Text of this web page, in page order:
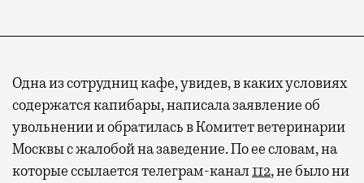
Одна из сотрудниц кафе, увидев, в каких условиях
содержатся капибары, написала заявление об
увольнении и обратилась в Комитет ветеринарии
Москвы с жалобой на заведение. По ее словам, на
которые ссылается телеграм-канал112, не было ни